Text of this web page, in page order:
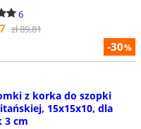
-30%
6
zł 89,81
z korka do szopki
15x15x10, dla
3 cm